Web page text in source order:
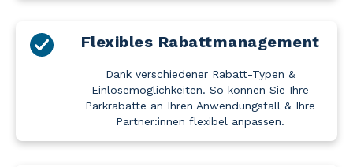
Flexibles Rabattmanagement
Dank verschiedener Rabatt-Typen &
Einlösemöglichkeiten. So können Sie Ihre
Parkrabatte an Ihren Anwendungsfall & Ihre
Partner:innen flexibel anpassen.